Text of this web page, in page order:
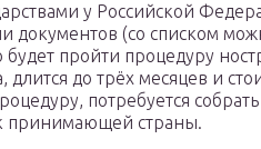
у Российской
документов (со списком
будет пройти процедуру
длится до трёх месяцев и
потребуется
принимающей страны.